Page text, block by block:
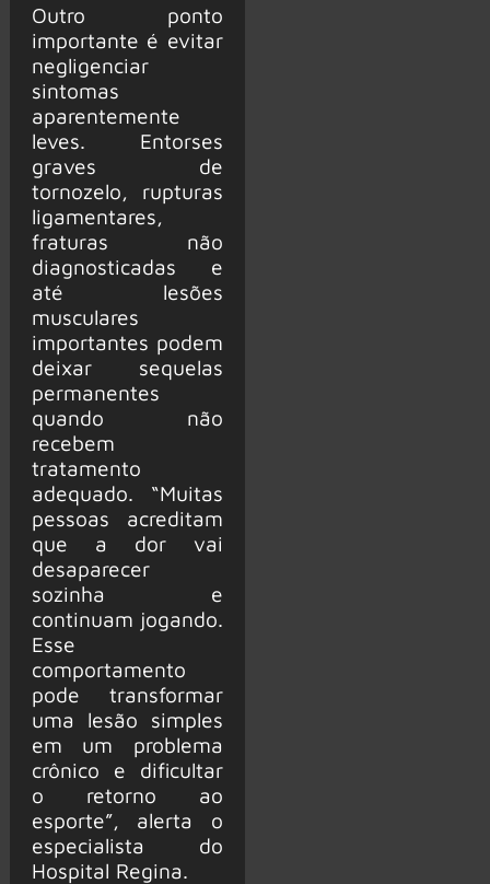
Outro ponto
importante é evitar
negligenciar
sintomas
aparentemente
leves. Entorses
graves de
tornozelo, rupturas
ligamentares,
fraturas não
diagnosticadas e
até lesões
musculares
importantes podem
deixar sequelas
permanentes
quando não
recebem
tratamento
adequado. “Muitas
pessoas acreditam
que a dor vai
desaparecer
sozinha e
continuam jogando.
Esse
comportamento
pode transformar
uma lesão simples
em um problema
crônico e dificultar
o retorno ao
esporte”, alerta o
especialista do
Hospital Regina.